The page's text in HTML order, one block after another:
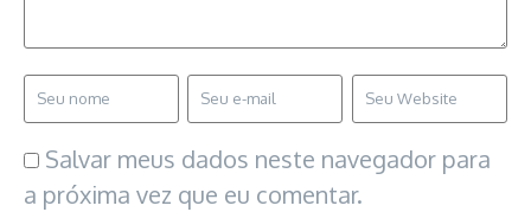
Salvar meus dados neste navegador para
a próxima vez que eu comentar.